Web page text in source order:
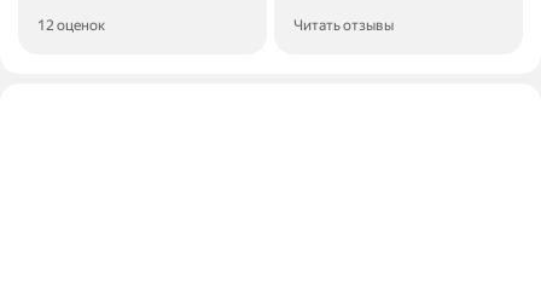
12 оценок Читать отзывы